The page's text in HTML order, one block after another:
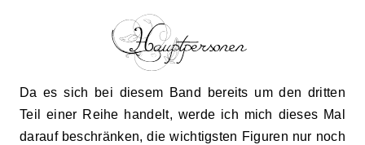
Da es sich bei diesem Band bereits um den dritten
Teil einer Reihe handelt, werde ich mich dieses Mal
darauf beschränken, die wichtigsten Figuren nur noch